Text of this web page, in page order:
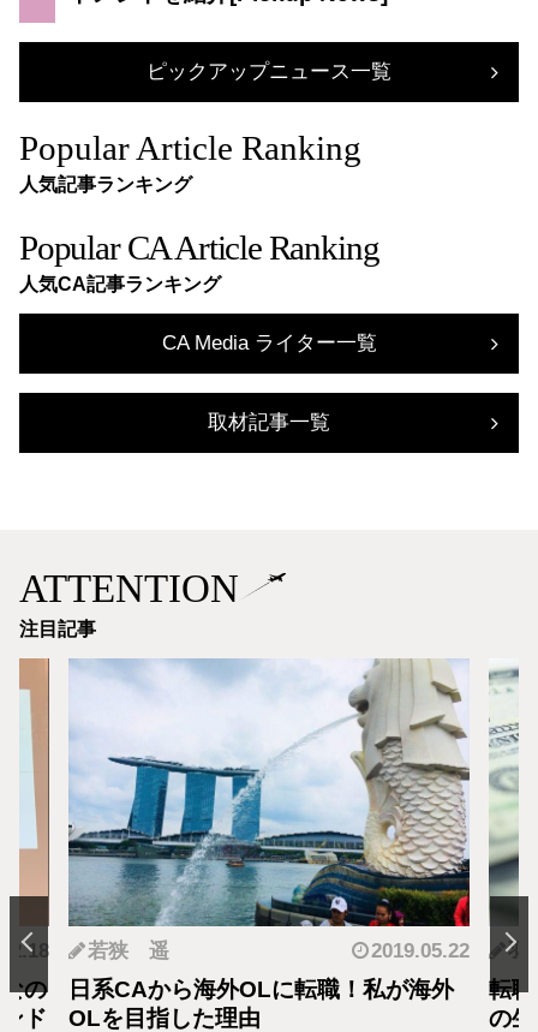
ピックアップニュース一覧
Popular Article Ranking
人気記事ランキング
Popular CA Article Ranking
人気CA記事ランキング
CA Media ライター一覧
取材記事一覧
ATTENTION
注目記事
の
ド
若狭 遥 2019.05.22
日系CAから海外OLに転職！私が海外
OLを目指した理由
羽
転
の